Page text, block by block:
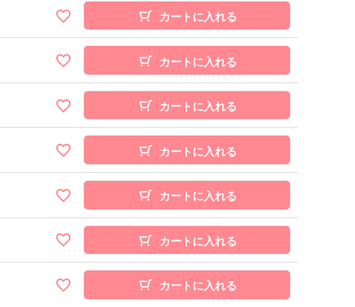
カートに入れる
カートに入れる
カートに入れる
カートに入れる
カートに入れる
カートに入れる
カートに入れる